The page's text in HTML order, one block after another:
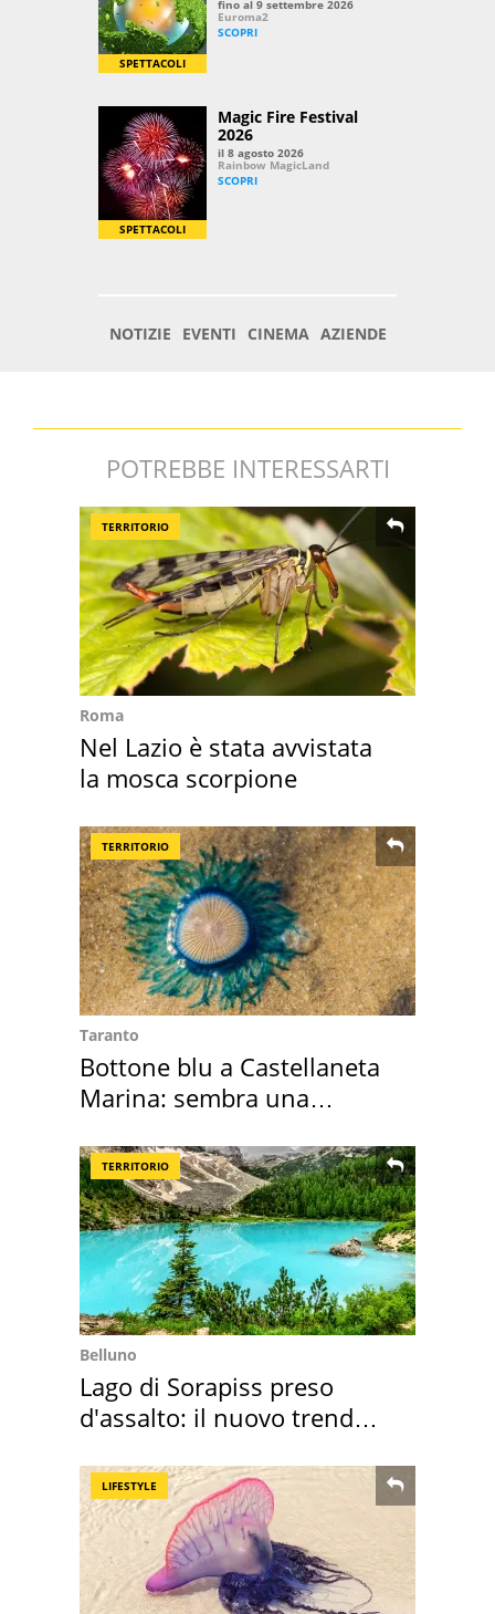
POTREBBE INTERESSARTI
TERRITORIO
Roma
Nel Lazio è stata avvistata
la mosca scorpione
TERRITORIO
Taranto
Bottone blu a Castellaneta
Marina: sembra una
TERRITORIO
Belluno
Lago di Sorapiss preso
d'assalto: il nuovo trend
LIFESTYLE